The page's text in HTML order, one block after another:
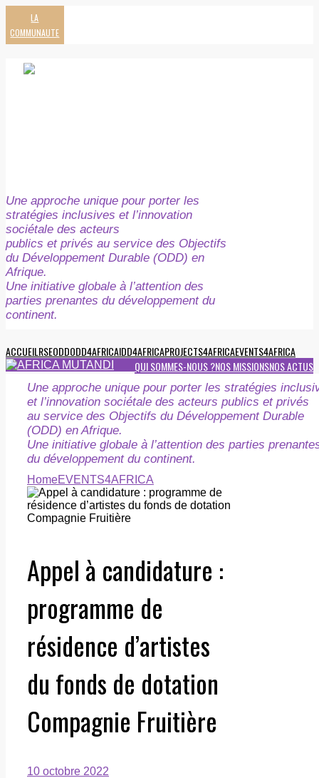
LA
COMMUNAUTE
Une approche unique pour porter les
stratégies inclusives et l’innovation
sociétale des acteurs
publics et privés au service des Objectifs
du Développement Durable (ODD) en
Afrique.
Une initiative globale à l’attention des
parties prenantes du développement du
continent.
ACCUEILRSEODDODD4AFRICAIDD4AFRICAPROJECTS4AFRICAEVENTS4AFRICA
NOS ACTUS
NOS MISSIONS
QUI SOMMES-NOUS ?
Une approche unique pour porter les stratégies
et l’innovation sociétale des acteurs publics et privés
au service des Objectifs du Développement Durable
(ODD) en Afrique.
Une initiative globale à l’attention des parties
du développement du continent.
HomeEVENTS4AFRICA
Appel à candidature :
programme de
résidence d’artistes
du fonds de dotation
Compagnie Fruitière
10 octobre 2022